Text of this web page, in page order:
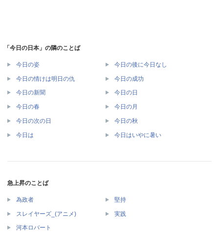
「今日の日本」の隣のことば
今日の姿 今日の後に今日なし
今日の情けは明日の仇 今日の成功
今日の新聞 今日の日
今日の春 今日の月
今日の次の日 今日の秋
今日は 今日はいやに暑い
急上昇のことば
為政者 堅持
スレイヤーズ_(アニメ) 実践
河本ロバート